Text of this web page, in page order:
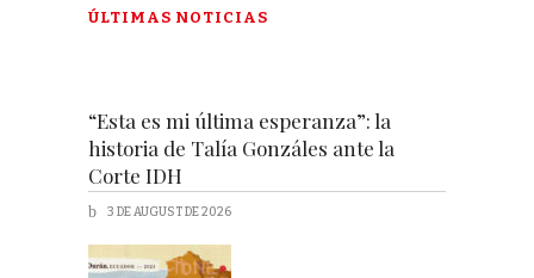
ÚLTIMAS NOTICIAS
“Esta es mi última esperanza”: la
historia de Talía Gonzáles ante la
Corte IDH
3 DE AUGUST DE 2026